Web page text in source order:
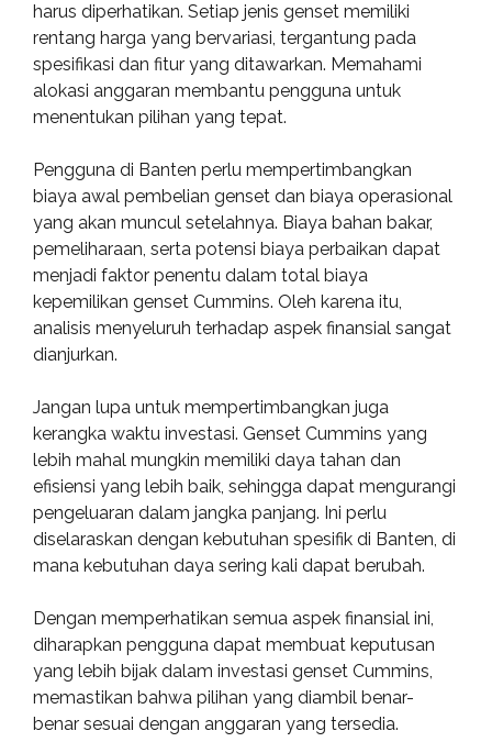
harus diperhatikan. Setiap jenis genset memiliki
rentang harga yang bervariasi, tergantung pada
spesifikasi dan fitur yang ditawarkan. Memahami
alokasi anggaran membantu pengguna untuk
menentukan pilihan yang tepat.
Pengguna di Banten perlu mempertimbangkan
biaya awal pembelian genset dan biaya operasional
yang akan muncul setelahnya. Biaya bahan bakar,
pemeliharaan, serta potensi biaya perbaikan dapat
menjadi faktor penentu dalam total biaya
kepemilikan genset Cummins. Oleh karena itu,
analisis menyeluruh terhadap aspek finansial sangat
dianjurkan.
Jangan lupa untuk mempertimbangkan juga
kerangka waktu investasi. Genset Cummins yang
lebih mahal mungkin memiliki daya tahan dan
efisiensi yang lebih baik, sehingga dapat mengurangi
pengeluaran dalam jangka panjang. Ini perlu
diselaraskan dengan kebutuhan spesifik di Banten, di
mana kebutuhan daya sering kali dapat berubah.
Dengan memperhatikan semua aspek finansial ini,
diharapkan pengguna dapat membuat keputusan
yang lebih bijak dalam investasi genset Cummins,
memastikan bahwa pilihan yang diambil benar-
benar sesuai dengan anggaran yang tersedia.